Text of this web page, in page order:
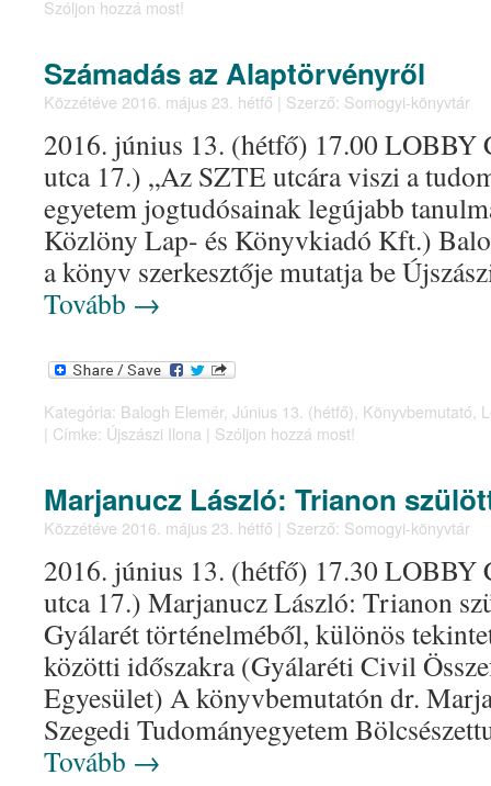
Szóljon hozzá most!
Számadás az Alaptörvényről
Közzétéve 2016. május 23. hétfő | Szerző: Somogyi-könyvtár
2016. június 13. (hétfő) 17.00 LOBBY
utca 17.) „Az SZTE utcára viszi a
egyetem jogtudósainak legújabb
Közlöny Lap- és Könyvkiadó Kft.)
a könyv szerkesztője mutatja be
Tovább →
Kategória: Balogh Elemér, Június 13. (hétfő) Könyvbemutató
| Címke: Újszászi Ilona | Szóljon hozzá most!
Marjanucz László: Trianon
Közzétéve 2016. május 23. hétfő | Szerző: Somogyi-könyvtár
2016. június 13. (hétfő) 17.30 LOBBY
utca 17.) Marjanucz László: Trianon
Gyálarét történelméből, különös
közötti időszakra (Gyálaréti Civil
Egyesület) A könyvbemutatón dr.
Szegedi Tudományegyetem
Tovább →